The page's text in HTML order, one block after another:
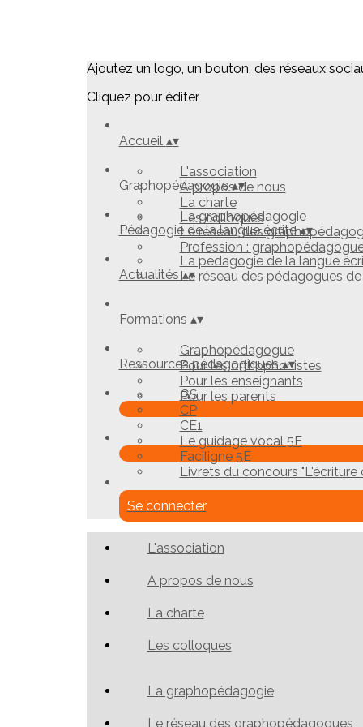
Ajoutez un logo, un bouton, des réseaux
Cliquez pour éditer
Accueil ▴▾
L'association
A propos de nous
La charte
Les colloques
Graphopédagogie▴▾
La graphopédagogie
Le réseau des
Profession :
Pédagogie de la langue écrite▴▾
La pédagogie de la langue
Le réseau des pédagogues
Actualités▴▾
Formations ▴▾
Graphopédagogue
Pour les orthophonistes
Pour les enseignants
Pour les parents
Ressources pédagogiques▴▾
GS
CP
CE1
Le guidage vocal 5E
Faciligne 5E
Livrets du concours "L'écriture
Se connecter
L'association
A propos de nous
La charte
Les colloques
La graphopédagogie
Le réseau des graphopédagogues